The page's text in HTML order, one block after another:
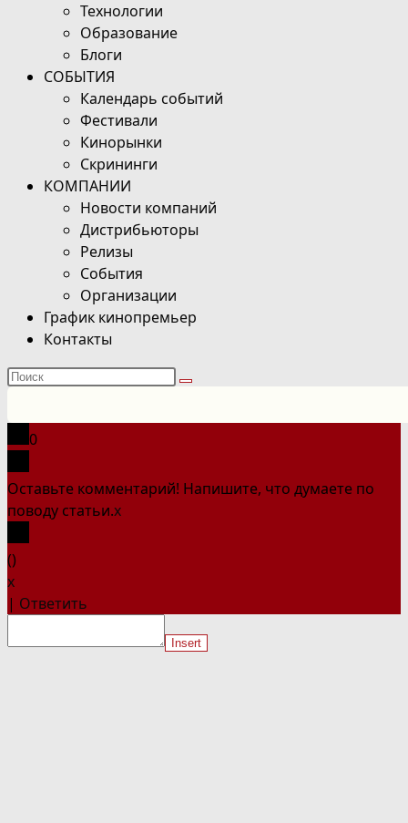
Технологии
Образование
Блоги
СОБЫТИЯ
Календарь событий
Фестивали
Кинорынки
Скрининги
КОМПАНИИ
Новости компаний
Дистрибьюторы
Релизы
События
Организации
График кинопремьер
Контакты
Поиск
сайте
0
Оставьте комментарий! Напишите, что думаете по
поводу статьи.x
()
x
| Ответить
Insert